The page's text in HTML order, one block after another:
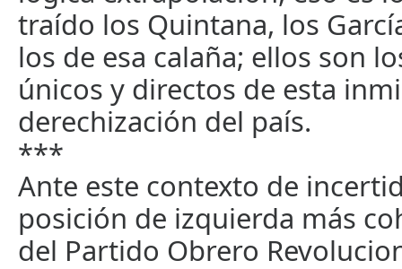
traído los Quintana, los
los de esa calaña; ellos son
únicos y directos de esta
derechización del país.
***
Ante este contexto de
posición de izquierda más
del Partido Obrero